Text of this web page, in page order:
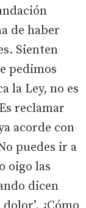
de haber
Sienten
pedimos
la Ley, no es
reclamar
acorde con
puedes ir a
oigo las
dicen